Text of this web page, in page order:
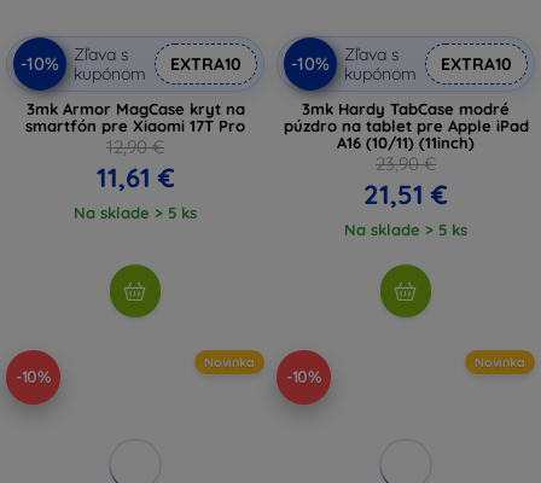
-10%
Zľava s
kupónom
EXTRA10
3mk Armor MagCase kryt na
smartfón pre Xiaomi 17T Pro
12,90 €
11,61 €
Na sklade > 5 ks
-10%
Zľava s
kupónom
EXTRA10
3mk Hardy TabCase modré
púzdro na tablet pre Apple iPad
A16 (10/11) (11inch)
23,90 €
21,51 €
Na sklade > 5 ks
-10%
Novinka
-10%
Novinka